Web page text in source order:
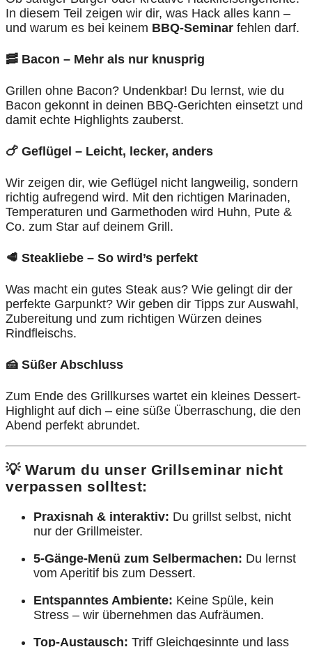
In diesem Teil zeigen wir dir, was Hack alles kann –
und warum es bei keinem BBQ-Seminar fehlen darf.
🥓 Bacon – Mehr als nur knusprig
Grillen ohne Bacon? Undenkbar! Du lernst, wie du
Bacon gekonnt in deinen BBQ-Gerichten einsetzt und
damit echte Highlights zauberst.
🍗 Geflügel – Leicht, lecker, anders
Wir zeigen dir, wie Geflügel nicht langweilig, sondern
richtig aufregend wird. Mit den richtigen Marinaden,
Temperaturen und Garmethoden wird Huhn, Pute &
Co. zum Star auf deinem Grill.
🥩 Steakliebe – So wird’s perfekt
Was macht ein gutes Steak aus? Wie gelingt dir der
perfekte Garpunkt? Wir geben dir Tipps zur Auswahl,
Zubereitung und zum richtigen Würzen deines
Rindfleischs.
🍰 Süßer Abschluss
Zum Ende des Grillkurses wartet ein kleines Dessert-
Highlight auf dich – eine süße Überraschung, die den
Abend perfekt abrundet.
💡 Warum du unser Grillseminar nicht
verpassen solltest:
Praxisnah & interaktiv: Du grillst selbst, nicht
nur der Grillmeister.
5-Gänge-Menü zum Selbermachen: Du lernst
vom Aperitif bis zum Dessert.
Entspanntes Ambiente: Keine Spüle, kein
Stress – wir übernehmen das Aufräumen.
Top-Austausch: Triff Gleichgesinnte und lass